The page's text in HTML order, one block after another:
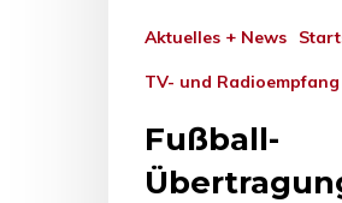
Aktuelles + News
TV- und Radioempfang
Fußball-